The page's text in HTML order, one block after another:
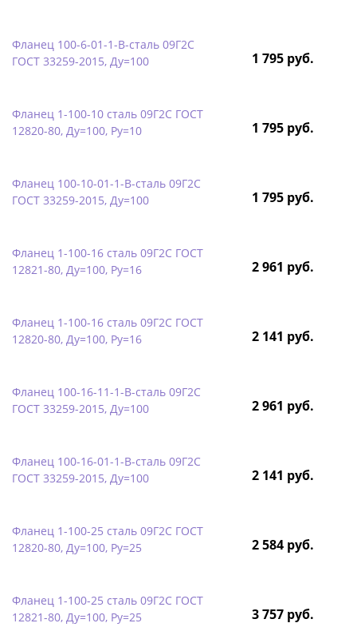
Фланец 100-6-01-1-B-сталь 09Г2С
ГОСТ 33259-2015, Ду=100
1 795 руб.
Фланец 1-100-10 сталь 09Г2С ГОСТ
12820-80, Ду=100, Ру=10
1 795 руб.
Фланец 100-10-01-1-B-сталь 09Г2С
ГОСТ 33259-2015, Ду=100
1 795 руб.
Фланец 1-100-16 сталь 09Г2С ГОСТ
12821-80, Ду=100, Ру=16
2 961 руб.
Фланец 1-100-16 сталь 09Г2С ГОСТ
12820-80, Ду=100, Ру=16
2 141 руб.
Фланец 100-16-11-1-B-сталь 09Г2С
ГОСТ 33259-2015, Ду=100
2 961 руб.
Фланец 100-16-01-1-B-сталь 09Г2С
ГОСТ 33259-2015, Ду=100
2 141 руб.
Фланец 1-100-25 сталь 09Г2С ГОСТ
12820-80, Ду=100, Ру=25
2 584 руб.
Фланец 1-100-25 сталь 09Г2С ГОСТ
12821-80, Ду=100, Ру=25
3 757 руб.